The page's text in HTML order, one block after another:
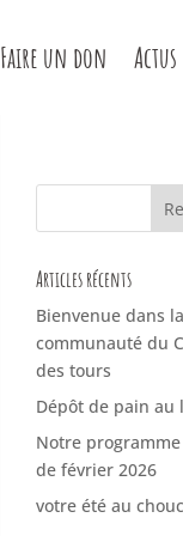
Faire un don Actus
Articles récents
Bienvenue dans la
communauté du
des tours
Dépôt de pain au
Notre
de février 2026
votre été au